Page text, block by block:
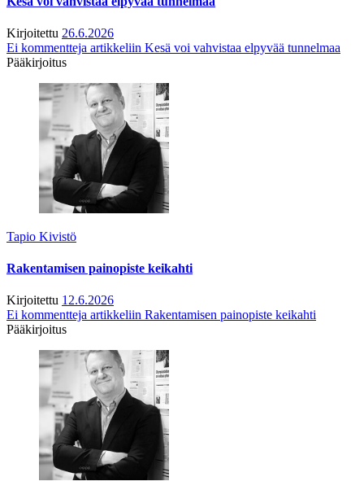
Kirjoitettu 26.6.2026
Ei kommentteja artikkeliin Kesä voi vahvistaa elpyvää tunnelmaa
Pääkirjoitus
Tapio Kivistö
Rakentamisen painopiste keikahti
Kirjoitettu 12.6.2026
Ei kommentteja artikkeliin Rakentamisen painopiste keikahti
Pääkirjoitus